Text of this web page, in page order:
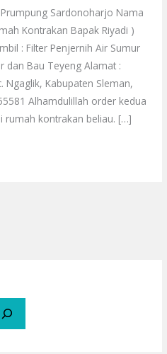
Sardonoharjo Nama
Kontrakan Bapak Riyadi )
: Filter Penjernih Air Sumur
dan Bau Teyeng Alamat :
Ngaglik, Kabupaten Sleman,
Alhamdulillah order kedua
rumah kontrakan beliau. […]